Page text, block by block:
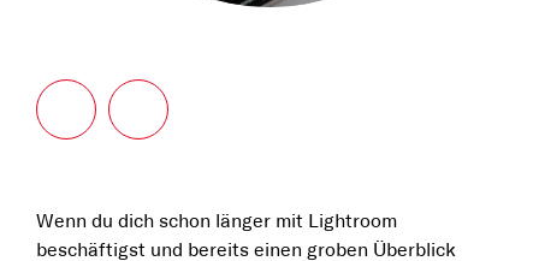
Wenn du dich schon länger mit Lightroom
beschäftigst und bereits einen groben Überblick